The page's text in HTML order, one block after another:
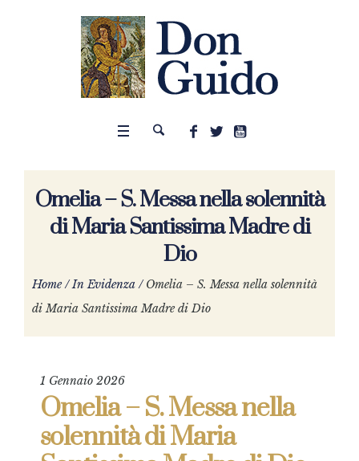
Omelia – S. Messa nella solennità
di Maria Santissima Madre di
Dio
Home /In Evidenza /Omelia – S. Messa nella solennità
di Maria Santissima Madre di Dio
1 Gennaio 2026
Omelia – S. Messa nella
solennità di Maria